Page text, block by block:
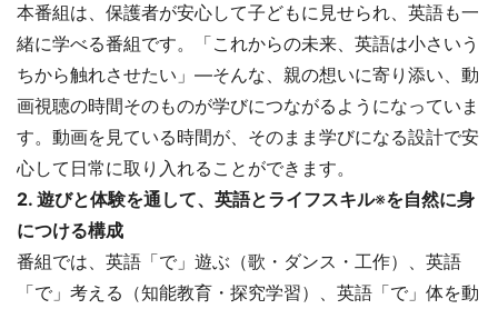
本番組は、保護者が安心して子どもに見せられ、英語も一
緒に学べる番組です。「これからの未来、英語は小さいう
ちから触れさせたい」―そんな、親の想いに寄り添い、動
画視聴の時間そのものが学びにつながるようになっていま
す。動画を見ている時間が、そのまま学びになる設計で安
心して日常に取り入れることができます。
2. 遊びと体験を通して、英語とライフスキル※を自然に身
につける構成
番組では、英語「で」遊ぶ（歌・ダンス・工作）、英語
「で」考える（知能教育・探究学習）、英語「で」体を動